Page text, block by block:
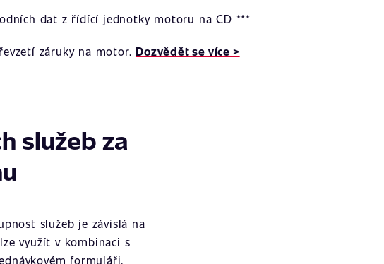
dat z řídící jednotky motoru na CD ***
záruky na motor.Dozvědět se více >
služeb za
služeb je závislá na
využít v kombinaci s
formuláři.